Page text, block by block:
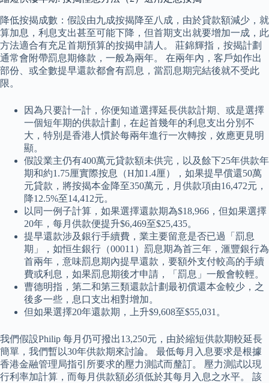
降低按揭成數：假設由九成按揭降至八成，由於貸款額減少，就
算加息，利息支出甚至可能下降，但首期支出就要增加一成，此
方法適合有充足首期預算的按揭申請人。 莊錦輝指，按揭計劃
通常會附帶罰息期條款，一般為兩年。 在兩年內，客戶如作出
部份、或全數提早還款都會有罰息，當罰息期完結後就不受此
限。
因為只要計一計，你便知道選擇延長供款計期、或是選擇
一個短年期的供款計劃，在起首幾年的利息支出分別不
大，特別是香港人慣於每兩年進行一次轉按，效應更見明
顯。
假設業主仍有400萬元貸款額未供完，以及餘下25年供款年
期和約1.75厘實際按息（H加1.4厘），如果提早償還50萬
元貸款，將按揭本金降至350萬元，月供款項由16,472元，
降12.5%至14,412元。
以同一例子計算，如果選擇還款期為$18,966，但如果選擇
20年，每月供款便提升$6,469至$25,435。
提早還款涉及銀行手續費，業主要留意是否已過「罰息
期」，如恒生銀行（00011）罰息期為首三年，滙豐銀行為
首兩年，意味罰息期內提早還款，要額外支付較高的手續
費或利息，如果罰息期後才申請，「罰息」一般會較輕。
曹德明指，第二和第三類還款計劃最初償還本金較少，之
後多一些，息口支出相對增加。
但如果選擇20年還款期，上升$9,608至$55,031。
我們假設Philip 每月仍可撥出13,250元，由於縮短供款期較延長
簡單，我們暫以30年供款期來討論。 最低每月入息要求是根據
香港金融管理局指引所要求的壓力測試而釐訂。 壓力測試以現
行利率加計算，而每月供款額必須低於其每月入息之水平。 該